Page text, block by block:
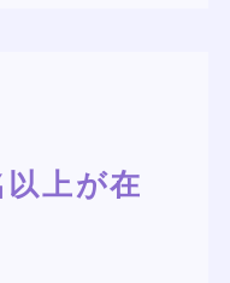
上が在